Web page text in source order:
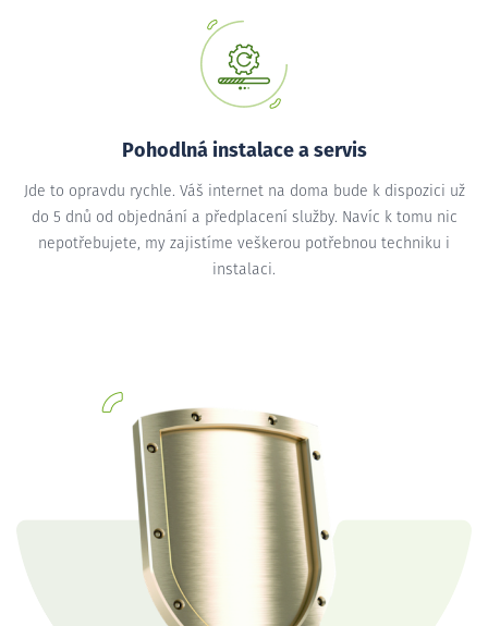
Pohodlná instalace a servis
Jde to opravdu rychle. Váš internet na doma bude k dispozici už
do 5 dnů od objednání a předplacení služby. Navíc k tomu nic
nepotřebujete, my zajistíme veškerou potřebnou techniku i
instalaci.